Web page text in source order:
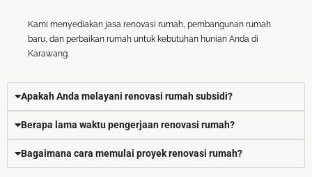
Kami menyediakan jasa renovasi rumah, pembangunan rumah
baru, dan perbaikan rumah untuk kebutuhan hunian Anda di
Karawang.
Apakah Anda melayani renovasi rumah subsidi?
Berapa lama waktu pengerjaan renovasi rumah?
Bagaimana cara memulai proyek renovasi rumah?